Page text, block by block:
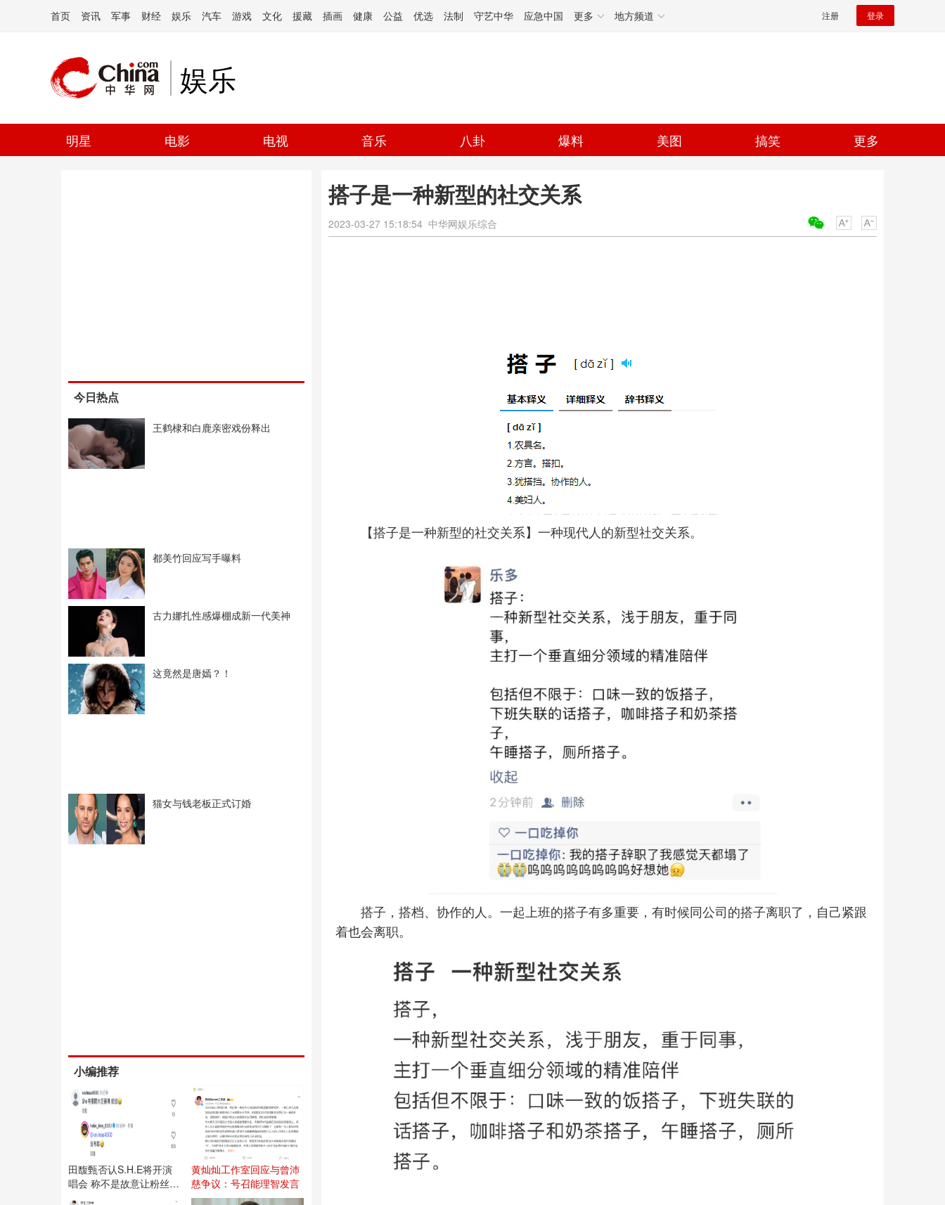
首页 资讯 军事 财经 娱乐 汽车 游戏 文化 援藏 插画 健康 公益 优选 法制 守艺中华 应急中国 更多 地方频道 注册 登录
娱乐
明星 电影 电视 音乐 八卦 爆料 美图 搞笑 更多
今日热点
王鹤棣和白鹿亲密戏份释出
都美竹回应写手曝料
古力娜扎性感爆棚成新一代美神
这竟然是唐嫣？！
猫女与钱老板正式订婚
小编推荐
田馥甄否认S.H.E将开演
唱会 称不是故意让粉丝失
望
黄灿灿工作室回应与曾沛
慈争议：号召能理智发言
搭子是一种新型的社交关系
2023-03-27 15:18:54 中华网娱乐综合
【搭子是一种新型的社交关系】一种现代人的新型社交关系。
搭子，搭档、协作的人。一起上班的搭子有多重要，有时候同公司的搭子离职了，自己紧跟
着也会离职。